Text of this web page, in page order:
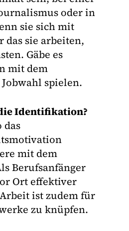
oder in
sie sich mit
sie arbeiten,
Gäbe es
mit dem
spielen.
Identifikation?
das
mit dem
Berufsanfänger
Ort effektiver
ist zudem für
zu knüpfen.